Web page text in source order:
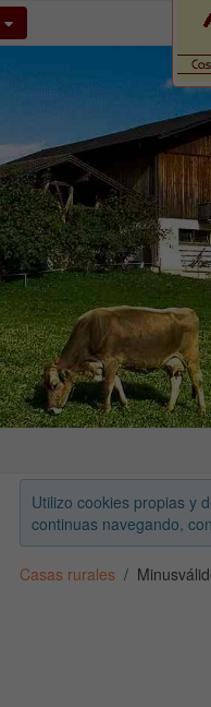
Utilizo cookies propias y
continuas navegando,
Casas rurales